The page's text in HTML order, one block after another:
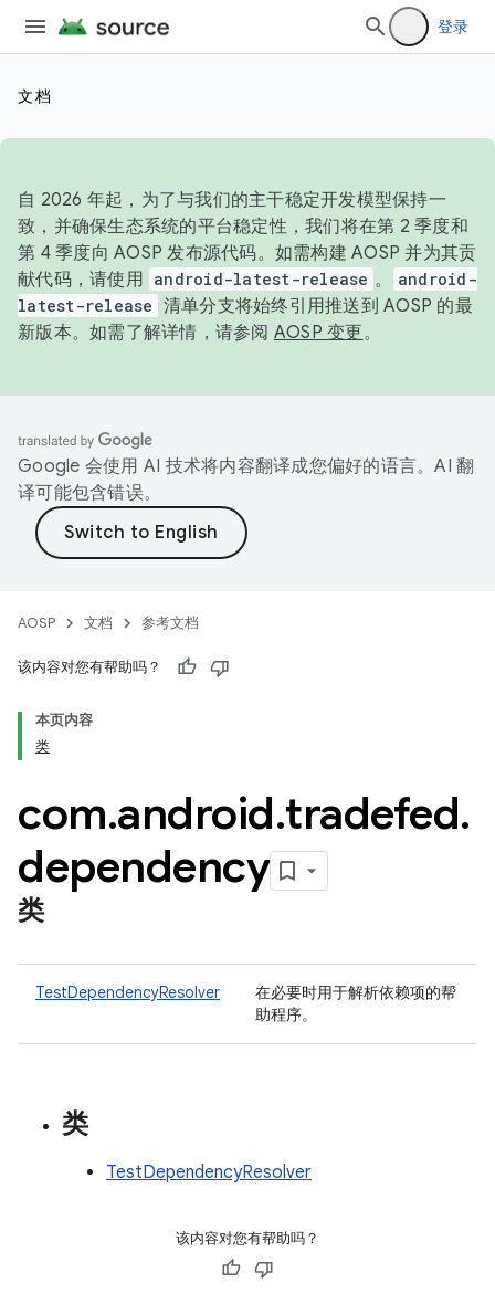
登录
文档
自 2026 年起，为了与我们的主干稳定开发模型保持一
致，并确保生态系统的平台稳定性，我们将在第 2 季度和
第 4 季度向 AOSP 发布源代码。如需构建 AOSP 并为其贡
献代码，请使用 android-latest-release 。
android-
latest-release 清单分支将始终引用推送到 AOSP 的最
新版本。如需了解详情，请参阅 AOSP 变更。
Google 会使用 AI 技术将内容翻译成您偏好的语言。AI 翻
译可能包含错误。
AOSP 文档 参考文档
该内容对您有帮助吗？
本页内容
类
com.android.tradefed.
dependency
类
TestDependencyResolver
在必要时用于解析依赖项的帮
助程序。
类
TestDependencyResolver
该内容对您有帮助吗？